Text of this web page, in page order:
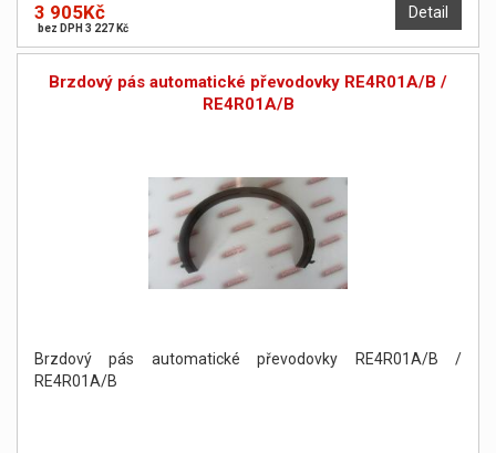
Detail
3 905Kč
bez DPH 3 227 Kč
Brzdový pás automatické převodovky RE4R01A/B /
RE4R01A/B
Brzdový pás automatické převodovky RE4R01A/B /
RE4R01A/B